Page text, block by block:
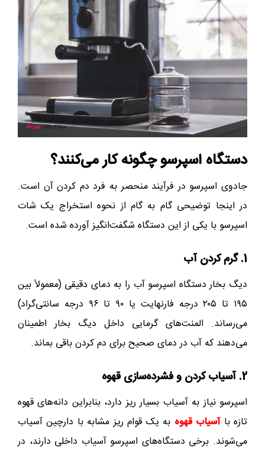
دستگاه‌ اسپرسو چگونه کار می‌کنند؟
جادوی اسپرسو در فرآیند منحصر به فرد دم کردن آن است.
در اینجا توضیحی گام به گام از نحوه استخراج یک شات
اسپرسو با یکی از این دستگاه‌ شگفت‌انگیز آورده شده است.
1. گرم کردن آب
دیگ بخار دستگاه اسپرسو آب را به دمای دقیقی (معمولاً بین
۱۹۵ تا ۲۰۵ درجه فارنهایت یا ۹۰ تا ۹۶ درجه سانتی‌گراد)
می‌رساند. المنت‌های گرمایی داخل دیگ بخار اطمینان
می‌دهند که آب در دمای صحیح برای دم کردن باقی بماند.
2. آسیاب کردن و فشرده‌سازی قهوه
اسپرسو نیاز به آسیاب بسیار ریز دارد، بنابراین دانه‌های قهوه
تازه باآسیاب قهوه به یک قوام ریز مشابه با دارچین آسیاب
می‌شوند. برخی دستگاه‌های اسپرسو آسیاب داخلی دارند، در